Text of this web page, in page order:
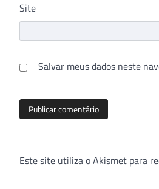
Site
Salvar meus dados neste
Este site utiliza o Akismet para